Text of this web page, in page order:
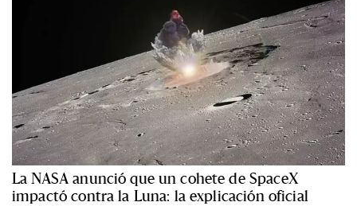
La NASA anunció que un cohete de SpaceX
impactó contra la Luna: la explicación oficial